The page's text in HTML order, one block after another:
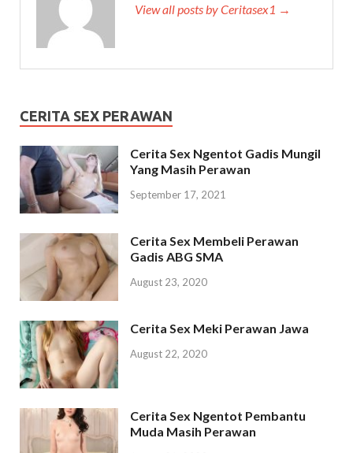
View all posts by Ceritasex1 →
CERITA SEX PERAWAN
Cerita Sex Ngentot Gadis Mungil
Yang Masih Perawan
September 17, 2021
Cerita Sex Membeli Perawan
Gadis ABG SMA
August 23, 2020
Cerita Sex Meki Perawan Jawa
August 22, 2020
Cerita Sex Ngentot Pembantu
Muda Masih Perawan